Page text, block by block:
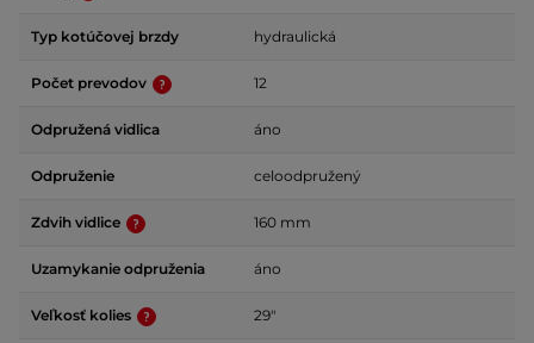
Typ kotúčovej brzdy hydraulická
Počet prevodov 12
Odpružená vidlica áno
Odpruženie celoodpružený
Zdvih vidlice 160 mm
Uzamykanie odpruženia áno
Veľkosť kolies 29"